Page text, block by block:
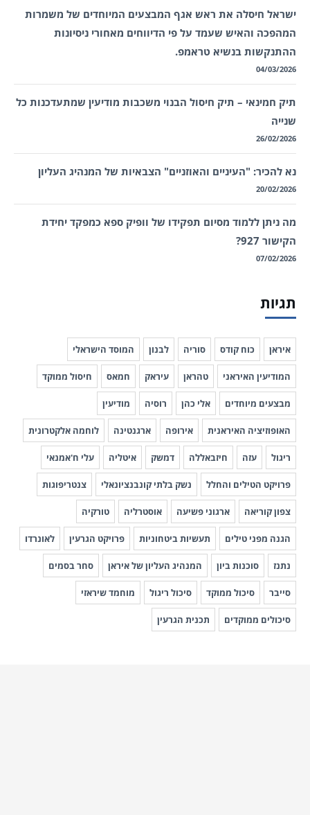
ישראל חיסלה את ראש אגף המבצעים המיוחדים של משמרות
המהפכה והאיש שעמד על פי הדיווחים מאחורי ניסיונות
ההתנקשות בנשיא טראמפ.
04/03/2026
תיק חמינאי – תיק חיסול הבנוי משכבות מודיעין שמתעדכנות כל
שנייה
26/02/2026
נא להכיר: "העיניים והאוזניים" הצבאיות של המנהיג העליון
20/02/2026
מה ניתן ללמוד מסיום תפקידו של וופיק ספא כמפקד יחידת
הקישור 927?
07/02/2026
תגיות
איראן כוח קודס סוריה לבנון המוסד הישראלי
המודיעין האיראני טהראן עיראק חמאס חיסול ממוקד
מבצעים מיוחדים אלי כהן רוסיה מודיעין
האופוזיציה האיראנית אירופה ארגנטינה לוחמה אלקטרונית
ריגול עזה חיזבאללה דמשק איטליה עלי ח'אמנאי
פרויקט הטילים והחלל נשק בלתי קונבנציונאלי צנטריפוגות
צפון קוריאה ארגוני פשיעה אוסטרליה טורקיה
הגנה מפני טילים תעשיות ביטחוניות פרויקט הגרעין לאונרדו
נתנז סוכנות ביון המנהיג העליון של איראן סחר בסמים
סייבר סיכול ממוקד סיכול ריגול מוחמד שיראזי
סיכולים ממוקדים תכנית הגרעין